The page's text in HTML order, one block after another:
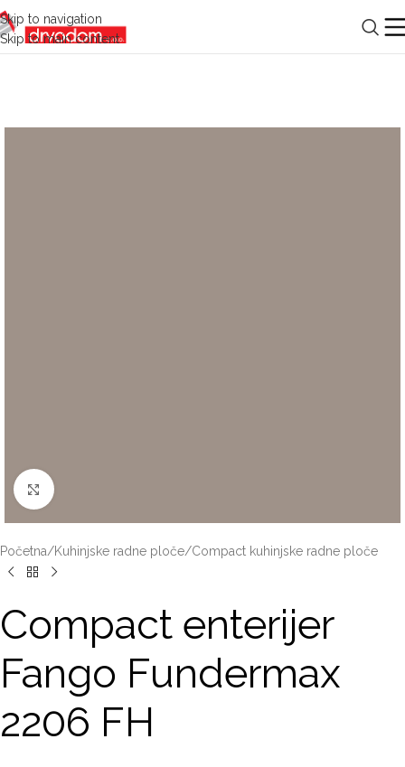
Skip to navigation
Skip to main content
Click to enlarge
Početna/Kuhinjske radne ploče/Compact kuhinjske radne ploče
Compact enterijer
Fango Fundermax
2206 FH